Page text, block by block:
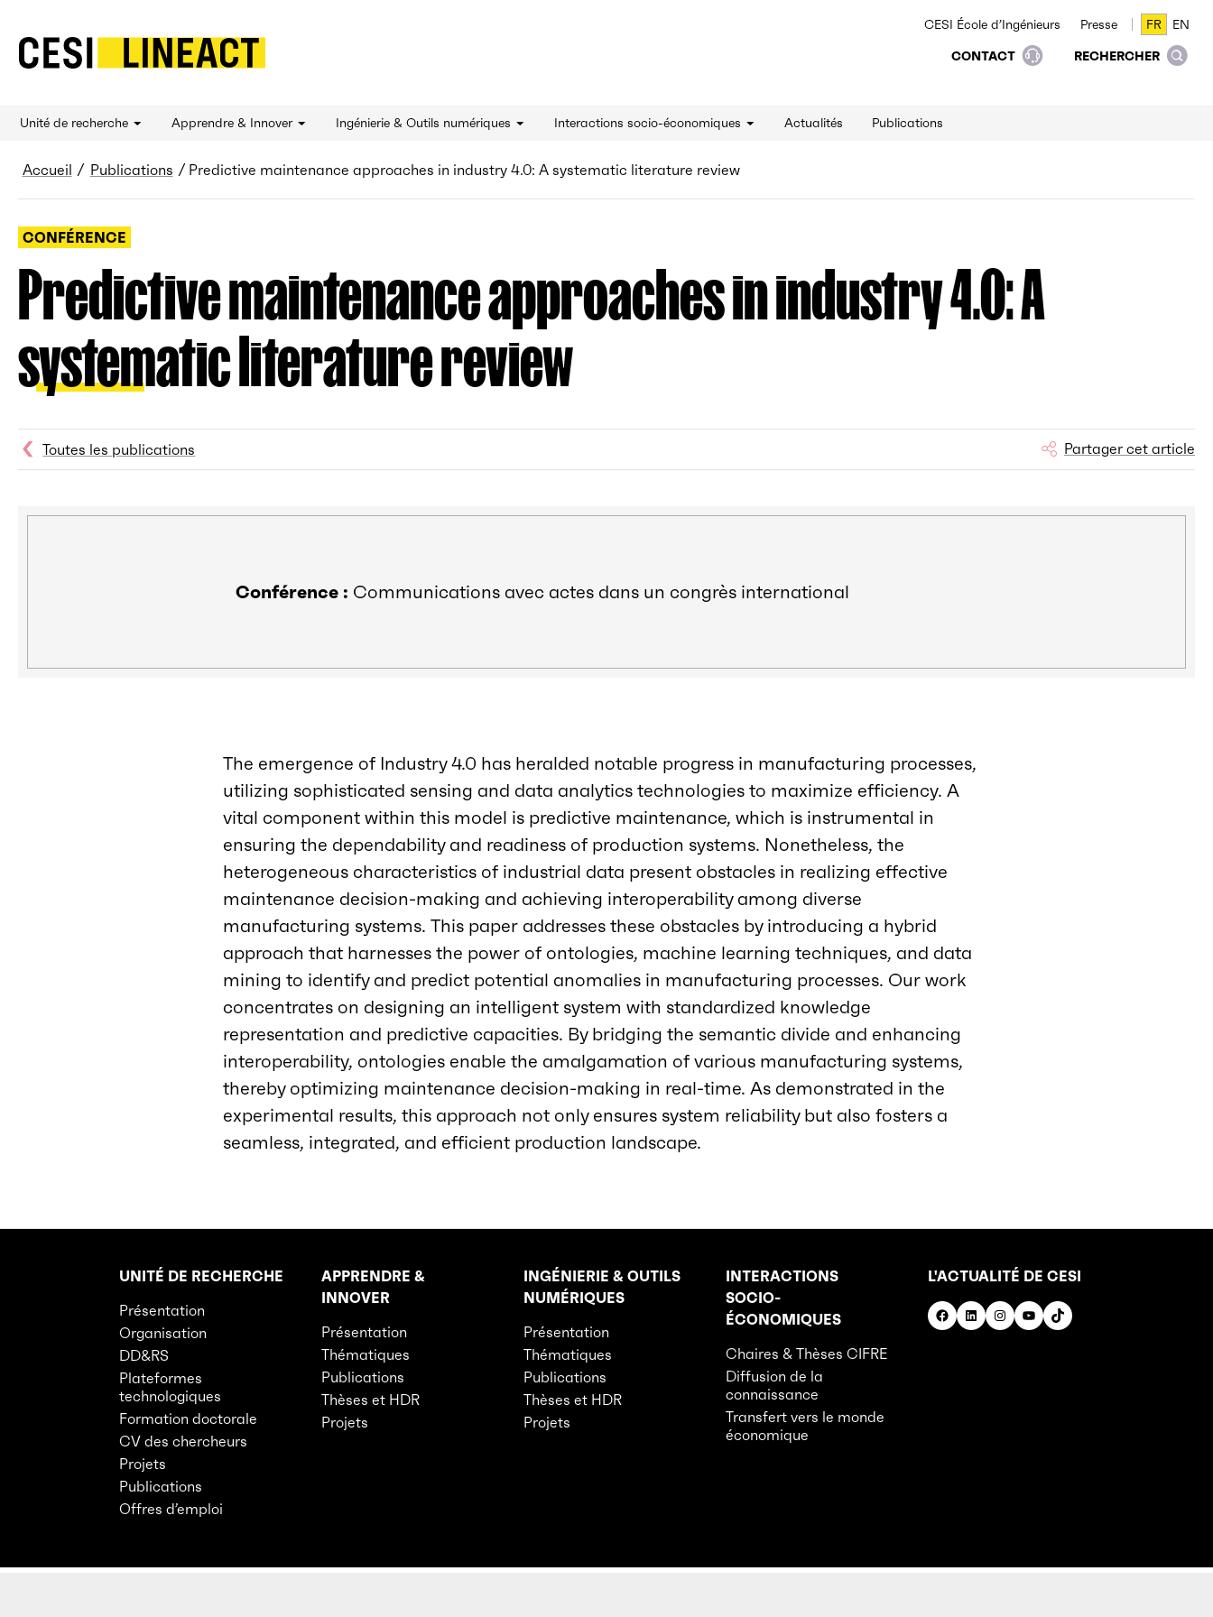
CESI LINEACT - Laboratoire de recherche et d'innovation - Accueil
CESI École d’Ingénieurs Presse FR
FR EN
EN
CONTACT
RECHERCHER
Unité de recherche Apprendre & Innover Ingénierie & Outils numériques Interactions socio-économiques Actualités Publications
Fil d’Ariane
Accueil Publications Predictive maintenance approaches in industry 4.0: A systematic literature review
CONFÉRENCE
Predictive maintenance approaches in industry 4.0: A
systematic literature review
Toutes les publications Partager cet article
Conférence : Communications avec actes dans un congrès international
The emergence of Industry 4.0 has heralded notable progress in manufacturing processes,
utilizing sophisticated sensing and data analytics technologies to maximize efficiency. A
vital component within this model is predictive maintenance, which is instrumental in
ensuring the dependability and readiness of production systems. Nonetheless, the
heterogeneous characteristics of industrial data present obstacles in realizing effective
maintenance decision-making and achieving interoperability among diverse
manufacturing systems. This paper addresses these obstacles by introducing a hybrid
approach that harnesses the power of ontologies, machine learning techniques, and data
mining to identify and predict potential anomalies in manufacturing processes. Our work
concentrates on designing an intelligent system with standardized knowledge
representation and predictive capacities. By bridging the semantic divide and enhancing
interoperability, ontologies enable the amalgamation of various manufacturing systems,
thereby optimizing maintenance decision-making in real-time. As demonstrated in the
experimental results, this approach not only ensures system reliability but also fosters a
seamless, integrated, and efficient production landscape.
Rubriques principales du site
UNITÉ DE RECHERCHE
Présentation
Organisation
DD&RS
Plateformes
technologiques
Formation doctorale
CV des chercheurs
Projets
Publications
Offres d’emploi
APPRENDRE &
INNOVER
Présentation
Thématiques
Publications
Thèses et HDR
Projets
INGÉNIERIE & OUTILS
NUMÉRIQUES
Présentation
Thématiques
Publications
Thèses et HDR
Projets
INTERACTIONS
SOCIO-
ÉCONOMIQUES
Chaires & Thèses CIFRE
Diffusion de la
connaissance
Transfert vers le monde
économique
L'ACTUALITÉ DE CESI
Facebook
LinkedInInstagram
YouTube
TikTok